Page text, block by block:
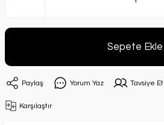
Sepete Ekle
Paylaş Yorum Yaz Tavsiye Et
Karşılaştır